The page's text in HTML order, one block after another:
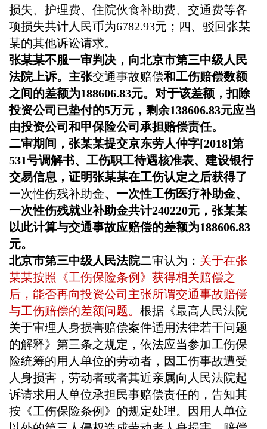
损失、护理费、住院伙食补助费、交通费等各
项损失共计人民币为6782.93元；四、驳回张某
某的其他诉讼请求。
张某某不服一审判决，向北京市第三中级人民
法院上诉。主张交通事故赔偿和工伤赔偿数额
之间的差额为188606.83元。对于该差额，扣除
投资公司已垫付的5万元，剩余138606.83元应当
由投资公司和甲保险公司承担赔偿责任。
二审期间，张某某提交京东劳人仲字[2018]第
531号调解书、工伤职工待遇核准表、建设银行
交易信息，证明张某某在工伤认定之后获得了
一次性伤残补助金、一次性工伤医疗补助金、
一次性伤残就业补助金共计240220元，张某某
以此计算与交通事故应赔偿的差额为188606.83
元。
北京市第三中级人民法院二审认为： 关于在张
某某按照《工伤保险条例》获得相关赔偿之
后，能否再向投资公司主张所谓交通事故赔偿
与工伤赔偿的差额问题。 根据《最高人民法院
关于审理人身损害赔偿案件适用法律若干问题
的解释》第三条之规定，依法应当参加工伤保
险统筹的用人单位的劳动者，因工伤事故遭受
人身损害，劳动者或者其近亲属向人民法院起
诉请求用人单位承担民事赔偿责任的，告知其
按《工伤保险条例》的规定处理。因用人单位